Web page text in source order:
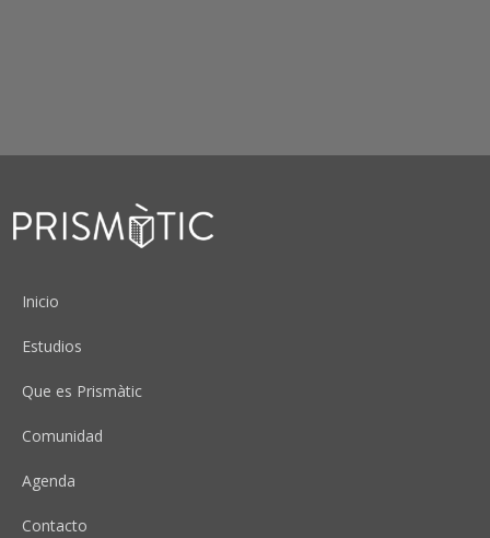
Peu
Inicio
Estudios
Que es Prismàtic
Comunidad
Agenda
Contacto